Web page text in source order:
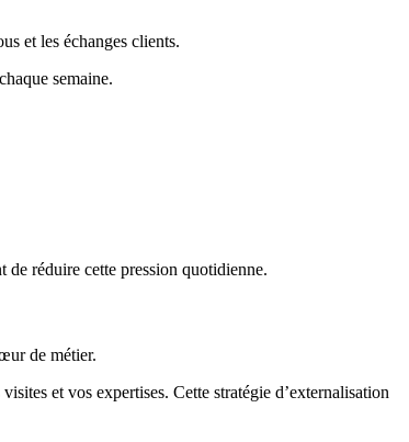
et les échanges clients.
semaine.
réduire cette pression quotidienne.
de métier.
et vos expertises. Cette stratégie d’externalisation